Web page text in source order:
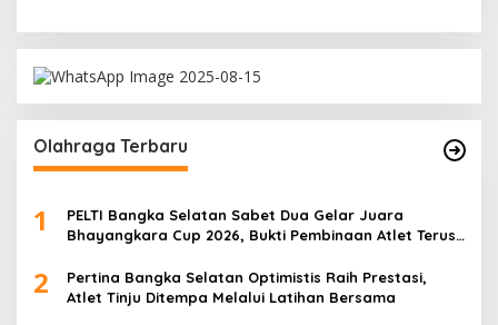
Olahraga Terbaru
1
PELTI Bangka Selatan Sabet Dua Gelar Juara
Bhayangkara Cup 2026, Bukti Pembinaan Atlet Terus
2
Pertina Bangka Selatan Optimistis Raih Prestasi,
Atlet Tinju Ditempa Melalui Latihan Bersama